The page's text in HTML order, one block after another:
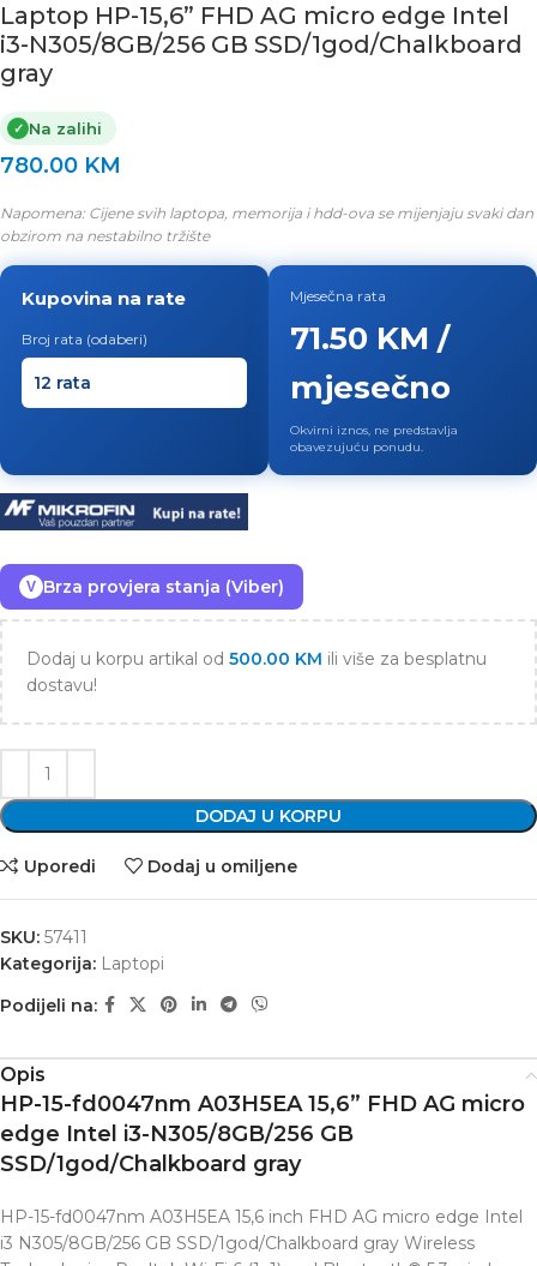
Laptop HP-15,6” FHD AG micro edge Intel
i3-N305/8GB/256 GB SSD/1god/Chalkboard
gray
✓ Na zalihi
780.00 KM
Napomena: Cijene svih laptopa, memorija i hdd-ova se mijenjaju svaki dan
obzirom na nestabilno tržište
Kupovina na rate
Broj rata (odaberi)
Mjesečna rata
71.50 KM /
mjesečno
Okvirni iznos, ne predstavlja
obavezujuću ponudu.
V Brza provjera stanja (Viber)
Dodaj u korpu artikal od 500.00 KM ili više za besplatnu
dostavu!
DODAJ U KORPU
Uporedi Dodaj u omiljene
SKU: 57411
Kategorija: Laptopi
Podijeli na:
Opis
HP-15-fd0047nm A03H5EA 15,6” FHD AG micro
edge Intel i3-N305/8GB/256 GB
SSD/1god/Chalkboard gray
HP-15-fd0047nm A03H5EA 15,6 inch FHD AG micro edge Intel
i3 N305/8GB/256 GB SSD/1god/Chalkboard gray Wireless